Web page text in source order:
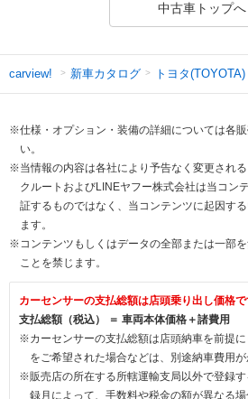
中古車トップへ
carview! 新車カタログ トヨタ(TOYOTA)
※仕様・オプション・装備の詳細については各
い。
※当情報の内容は各社により予告なく変更され
クルートおよびLINEヤフー株式会社は当コン
証するものではなく、当コンテンツに起因す
ます。
※コンテンツもしくはデータの全部または一部
ことを禁じます。
カーセンサーの支払総額は店頭乗り出し価格
支払総額（税込） ＝ 車両本体価格＋諸費用
※カーセンサーの支払総額は店頭納車を前提
をご希望された場合などは、別途納車費用
※販売店の所在する所轄運輸支局以外で登録
録月によって、手数料や税金の額が異なる